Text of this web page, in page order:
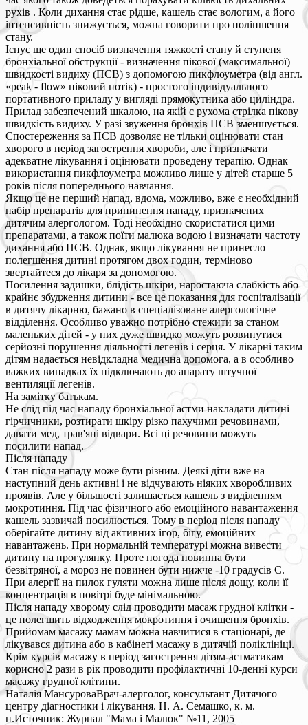
рухів . Коли дихання стає рідше, кашель стає вологим, а його
інтенсивність знижується, можна говорити про поліпшення
стану.
Існує ще один спосіб визначення тяжкості стану й ступеня
бронхіальної обструкції - визначення пікової (максимальної)
швидкості видиху (ПСВ) з допомогою пикфлоуметра (від англ.
«peak - flow» піковий потік) - простого індивідуального
портативного приладу у вигляді прямокутника або циліндра.
Прилад забезпечений шкалою, на якій є рухома стрілка пікову
швидкість видиху. У разі звуження бронхів ПСВ зменшується.
Спостереження за ПСВ дозволяє не тільки оцінювати стан
хворого в період загострення хвороби, але і призначати
адекватне лікування і оцінювати проведену терапію. Однак
використання пикфлоуметра можливо лише у дітей старше 5
років після попереднього навчання.
Якщо це не перший напад, вдома, можливо, вже є необхідний
набір препаратів для припинення нападу, призначених
дитячим алергологом. Тоді необхідно скористатися цими
препаратами, а також поїти малюка водою і визначати частоту
дихання або ПСВ. Однак, якщо лікування не принесло
полегшення дитині протягом двох годин, терміново
звертайтеся до лікаря за допомогою.
Посилення задишки, блідість шкіри, наростаюча слабкість або
крайнє збудження дитини - все це показання для госпіталізації
в дитячу лікарню, бажано в спеціалізоване алергологічне
відділення. Особливо уважно потрібно стежити за станом
маленьких дітей - у них дуже швидко можуть розвинутися
серйозні порушення діяльності легенів і серця. У лікарні таким
дітям надається невідкладна медична допомога, а в особливо
важких випадках їх підключають до апарату штучної
вентиляції легенів.
На замітку батькам.
Не слід під час нападу бронхіальної астми накладати дитині
гірчичники, розтирати шкіру різко пахучими речовинами,
давати мед, трав'яні відвари. Всі ці речовини можуть
посилити напад.
Після нападу
Стан після нападу може бути різним. Деякі діти вже на
наступний день активні і не відчувають ніяких хворобливих
проявів. Але у більшості залишається кашель з виділенням
мокротиння. Під час фізичного або емоційного навантаження
кашель зазвичай посилюється. Тому в період після нападу
оберігайте дитину від активних ігор, бігу, емоційних
навантажень. При нормальній температурі можна вивести
дитину на прогулянку. Проте погода повинна бути
безвітряної, а мороз не повинен бути нижче -10 градусів С.
При алергії на пилок гуляти можна лише після дощу, коли її
концентрація в повітрі буде мінімальною.
Після нападу хворому слід проводити масаж грудної клітки -
це полегшить відходження мокротиння і очищення бронхів.
Прийомам масажу мамам можна навчитися в стаціонарі, де
лікувався дитина або в кабінеті масажу в дитячій поліклініці.
Крім курсів масажу в період загострення дітям-астматикам
корисно 2 рази в рік проводити профілактичні 10-денні курси
масажу грудної клітини.
Наталія МансуроваВрач-алерголог, консультант Дитячого
центру діагностики і лікування. Н. А. Семашко, к. м.
н.Источник: Журнал "Мама і Малюк" №11, 2005